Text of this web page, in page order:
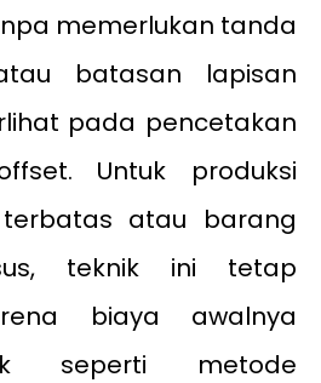
memerlukan tanda
batasan lapisan
pada pencetakan
Untuk produksi
atau barang
teknik ini tetap
biaya awalnya
seperti metode